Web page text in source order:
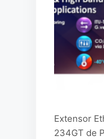
Extensor
234GT de